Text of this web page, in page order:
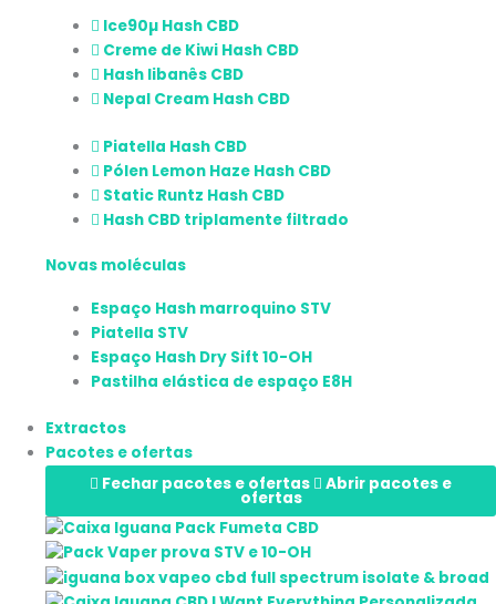
Ice90µ Hash CBD
Creme de Kiwi Hash CBD
Hash libanês CBD
Nepal Cream Hash CBD
Piatella Hash CBD
Pólen Lemon Haze Hash CBD
Static Runtz Hash CBD
Hash CBD triplamente filtrado
Novas moléculas
Espaço Hash marroquino STV
Piatella STV
Espaço Hash Dry Sift 10-OH
Pastilha elástica de espaço E8H
Extractos
Pacotes e ofertas
Fechar pacotes e ofertas
Abrir pacotes e
ofertas